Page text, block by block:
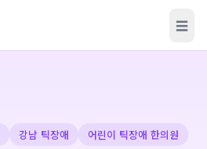
☰
강남 틱장애
어린이 틱장애 한의원